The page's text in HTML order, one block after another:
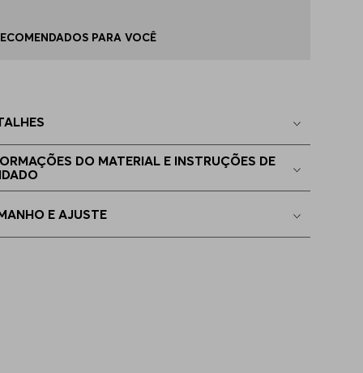
- XL PARA VOCÊ
DO MATERIAL E INSTRUÇÕES DE
E AJUSTE